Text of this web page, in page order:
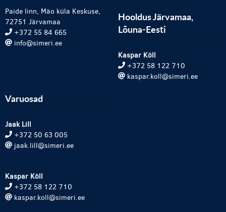
Paide linn, Mäo küla Keskuse,
72751 Järvamaa
+372 55 84 665
info@simeri.ee
Hooldus Järvamaa,
Lõuna-Eesti
Kaspar Köll
+372 58 122 710
kaspar.koll@simeri.ee
Varuosad
Jaak Lill
+372 50 63 005
jaak.lill@simeri.ee
Kaspar Köll
+372 58 122 710
kaspar.koll@simeri.ee